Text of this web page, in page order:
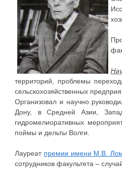
территорий, проблемы
сельскохозяйственных
Организовал и научно
Дону, в Средней Азии,
гидромелиоративных
поймы и дельты Волги.
Лауреат премии имени М.В.
сотрудников факультета –